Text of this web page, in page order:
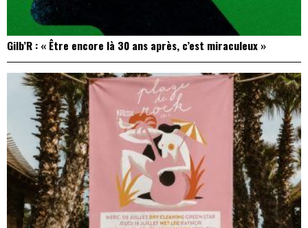
Gilb’R : « Être encore là 30 ans après, c’est miraculeux »